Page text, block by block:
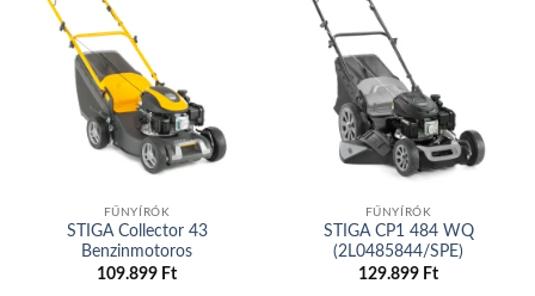
FŰNYÍRÓK
STIGA Collector 43
Benzinmotoros
109.899 Ft
FŰNYÍRÓK
STIGA CP1 484 WQ
(2L0485844/SPE)
129.899 Ft